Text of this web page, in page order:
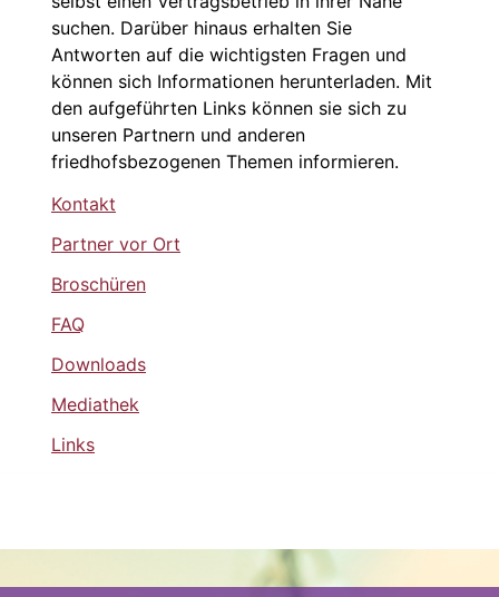
suchen. Darüber hinaus erhalten Sie
Antworten auf die wichtigsten Fragen und
können sich Informationen herunterladen. Mit
den aufgeführten Links können sie sich zu
unseren Partnern und anderen
friedhofsbezogenen Themen informieren.
Kontakt
Partner vor Ort
Broschüren
FAQ
Downloads
Mediathek
Links